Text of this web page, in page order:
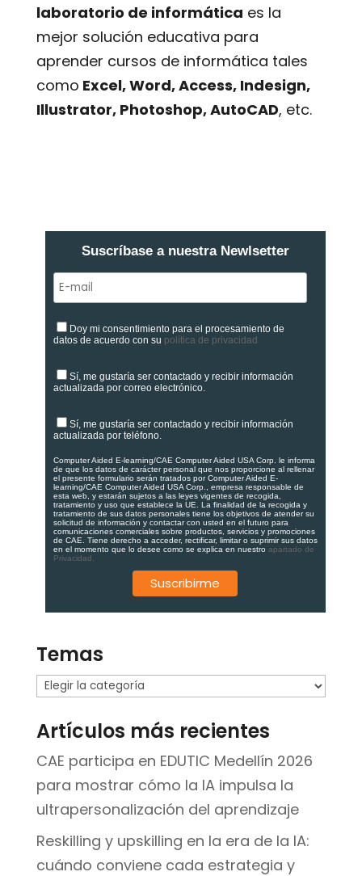
laboratorio de informática es la
mejor solución educativa para
aprender cursos de informática tales
como Excel, Word, Access, Indesign,
Illustrator, Photoshop, AutoCAD, etc.
Suscríbase a nuestra Newlsetter
Doy mi consentimiento para el procesamiento de
datos de acuerdo con su política de privacidad
Sí, me gustaría ser contactado y recibir información
actualizada por correo electrónico.
Sí, me gustaría ser contactado y recibir información
actualizada por teléfono.
Computer Aided E-learning/CAE Computer Aided USA Corp. le informa
de que los datos de carácter personal que nos proporcione al rellenar
el presente formulario serán tratados por Computer Aided E-
learning/CAE Computer Aided USA Corp., empresa responsable de
esta web, y estarán sujetos a las leyes vigentes de recogida,
tratamiento y uso que establece la UE. La finalidad de la recogida y
tratamiento de sus datos personales tiene los objetivos de atender su
solicitud de información y contactar con usted en el futuro para
comunicaciones comerciales sobre productos, servicios y promociones
de CAE. Tiene derecho a acceder, rectificar, limitar o suprimir sus datos
en el momento que lo desee como se explica en nuestro apartado de
Privacidad.
Temas
Temas
Artículos más recientes
CAE participa en EDUTIC Medellín 2026
para mostrar cómo la IA impulsa la
ultrapersonalización del aprendizaje
Reskilling y upskilling en la era de la IA:
cuándo conviene cada estrategia y